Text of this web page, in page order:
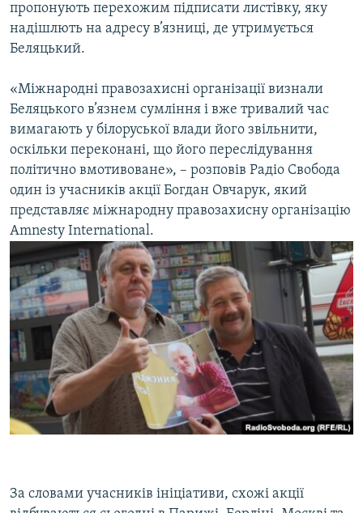
ДОЛУЧАЙСЯ!
Усі сайти RFE/RL
пропонують перехожим підписати листівку, яку
надішлють на адресу в’язниці, де утримується
Беляцький.
«Міжнародні правозахисні організації визнали
Беляцького в’язнем сумління і вже тривалий час
вимагають у білоруської влади його звільнити,
оскільки переконані, що його переслідування
політично вмотивоване», – розповів Радіо Свобода
один із учасників акції Богдан Овчарук, який
представляє міжнародну правозахисну організацію
Amnesty International.
За словами учасників ініціативи, схожі акції